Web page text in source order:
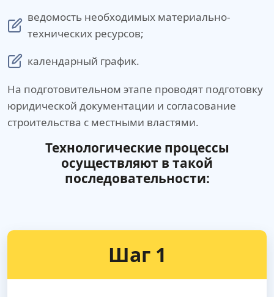
ведомость необходимых материально-
технических ресурсов;
календарный график.
На подготовительном этапе проводят подготовку
юридической документации и согласование
строительства с местными властями.
Технологические процессы
осуществляют в такой
последовательности:
Шаг 1